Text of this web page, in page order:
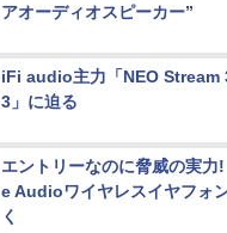
アオーディオスピーカー”
iFi audio主力「NEO Stream
3」に迫る
エントリーなのに脅威の実
e Audioワイヤレスイヤフォ
く